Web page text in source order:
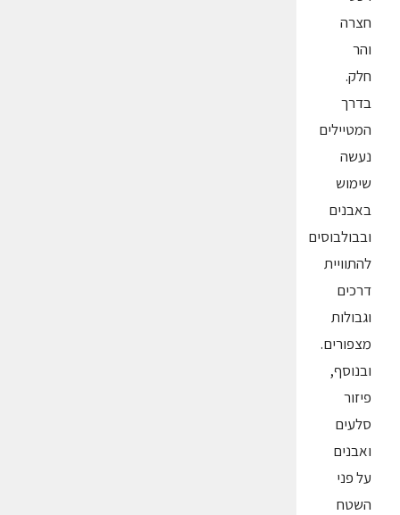
חצרה
והר
חלק.
בדרך
המטיילים
נעשה
שימוש
באבנים
ובבולבוסים
להתוויית
דרכים
וגבולות
מצפורים.
ובנוסף,
פיזור
סלעים
ואבנים
על פני
השטח